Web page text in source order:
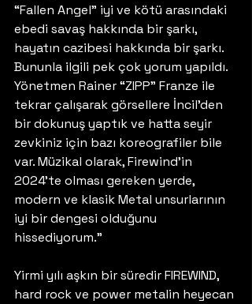
“Fallen Angel” iyi ve kötü arasındaki
ebedi savaş hakkında bir şarkı,
hayatın cazibesi hakkında bir şarkı.
Bununla ilgili pek çok yorum yapıldı.
Yönetmen Rainer “ZIPP” Franze ile
tekrar çalışarak görsellere İncil’den
bir dokunuş yaptık ve hatta seyir
zevkiniz için bazı koreografiler bile
var. Müzikal olarak, Firewind’in
2024’te olması gereken yerde,
modern ve klasik Metal unsurlarının
iyi bir dengesi olduğunu
hissediyorum.”
Yirmi yılı aşkın bir süredir FIREWIND,
hard rock ve power metalin heyecan